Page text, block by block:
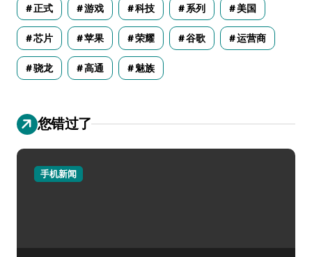
正式 游戏 科技 系列 美国
芯片 苹果 荣耀 谷歌 运营商
骁龙 高通 魅族
您错过了
手机新闻